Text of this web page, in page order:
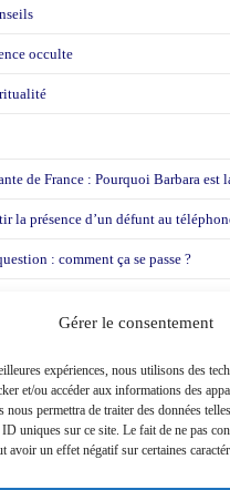
Gérer le consentement
expériences, nous utilisons des
et/ou accéder aux informations des
nous permettra de traiter des données
uniques sur ce site. Le fait de ne pas
avoir un effet négatif sur certaines
occulte
de France : Pourquoi Barbara est
la présence d’un défunt au
: comment ça se passe ?